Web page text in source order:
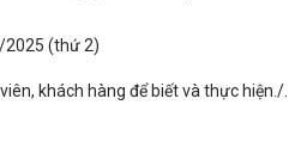
2025 (thứ 2)
khách hàng để biết và thực hiện./.